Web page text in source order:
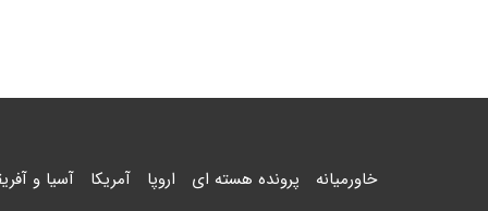
خاورمیانه پرونده هسته ای اروپا آمریکا آسیا و